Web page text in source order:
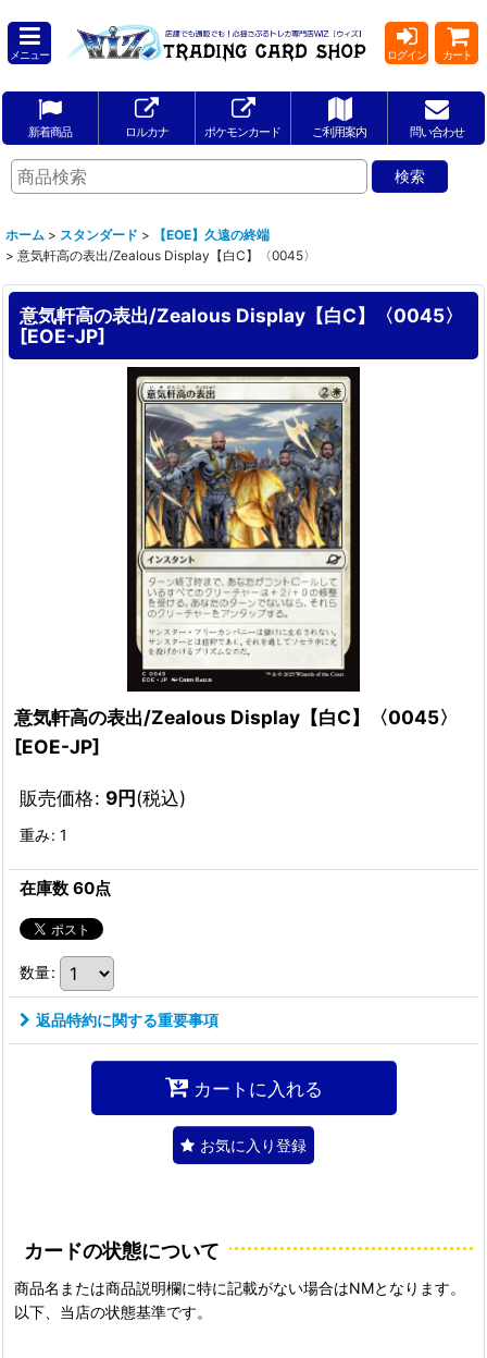
メニュー ログイン カート
新着商品 ロルカナ ポケモンカード ご利用案内 問い合わせ
ホーム > スタンダード >
【EOE】久遠の終端
> 意気軒高の表出/Zealous Display【白C】〈0045〉
意気軒高の表出/Zealous Display【白C】〈0045〉
[EOE-JP]
意気軒高の表出/Zealous Display【白C】〈0045〉
[EOE-JP]
販売価格: 9円(税込)
重み: 1
在庫数 60点
数量:
返品特約に関する重要事項
カートに入れる
お気に入り登録
カードの状態について
商品名または商品説明欄に特に記載がない場合はNMとなります。
以下、当店の状態基準です。